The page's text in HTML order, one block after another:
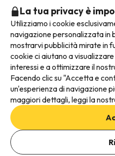
Aggiungi date per verificare la
La tua privacy è
Utilizziamo i cookie
navigazione personalizzata in
mostrarvi pubblicità mirate in
cookie ci aiutano a
interessi e a ottimizzare il
Facendo clic su "Accetta e
un'esperienza di navigazione
maggiori dettagli, leggi la